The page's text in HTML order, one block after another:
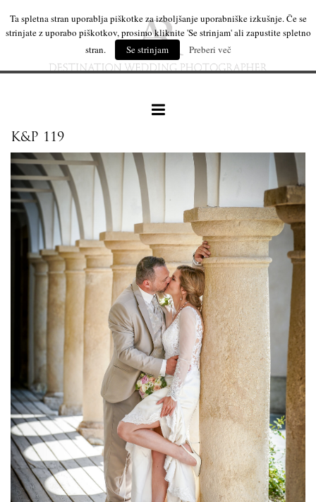
naše delo
leseni izdelki
mi
dnevnik
pišite nam
K&P 119
Ta spletna stran uporablja piškotke za izboljšanje uporabniške izkušnje. Če se
strinjate z uporabo piškotkov, prosimo kliknite 'Se strinjam' ali zapustite spletno
stran.
Se strinjam Preberi več